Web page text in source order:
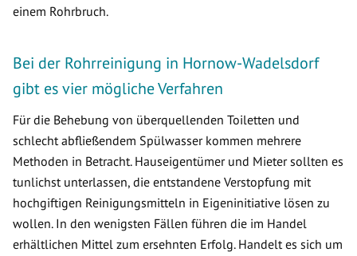
einem Rohrbruch.
Bei der Rohrreinigung in Hornow-Wadelsdorf
gibt es vier mögliche Verfahren
Für die Behebung von überquellenden Toiletten und
schlecht abfließendem Spülwasser kommen mehrere
Methoden in Betracht. Hauseigentümer und Mieter sollten es
tunlichst unterlassen, die entstandene Verstopfung mit
hochgiftigen Reinigungsmitteln in Eigeninitiative lösen zu
wollen. In den wenigsten Fällen führen die im Handel
erhältlichen Mittel zum ersehnten Erfolg. Handelt es sich um